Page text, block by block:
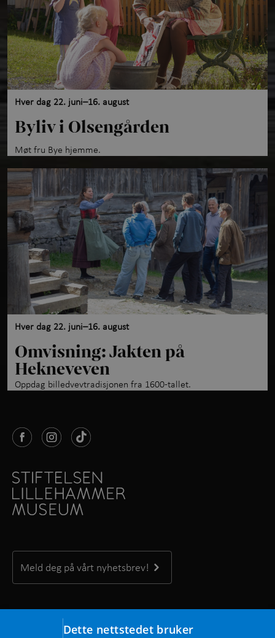
Hver dag 22. juni–16. august
Byliv i Olsengården
Møt fru Bye hjemme.
Hver dag 22. juni–16. august
Omvisning: Jakten på
Hekneveven
Oppdag billedvevtradisjonen fra 1600-tallet.
Meld deg på vårt nyhetsbrev!
Kontakt oss
Dette nettstedet bruker